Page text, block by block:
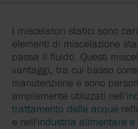
I miscelatori statici sono
elementi di miscelazione
passa il fluido. Questi
vantaggi, tra cui basso
manutenzione e sono
ampiamente utilizzati nell'
trattamento delle acque
e nell'industria alimentare